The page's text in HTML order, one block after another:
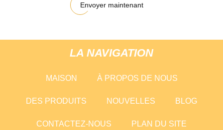
Envoyer maintenant
LA NAVIGATION
MAISON À PROPOS DE NOUS
DES PRODUITS NOUVELLES BLOG
CONTACTEZ-NOUS PLAN DU SITE